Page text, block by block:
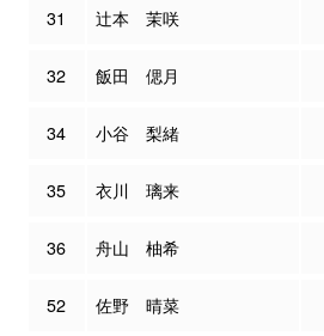
31 辻本 茉咲
32 飯田 偲月
34 小谷 梨緒
35 衣川 璃来
36 舟山 柚希
52 佐野 晴菜